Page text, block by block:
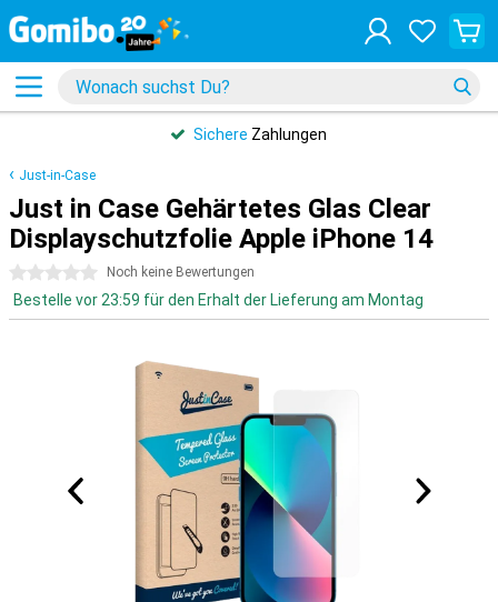
Sichere Zahlungen
Just-in-Case
Just in Case Gehärtetes Glas Clear
Displayschutzfolie Apple iPhone 14
0 Sterne Noch keine Bewertungen
Bestelle vor 23:59 für den Erhalt der Lieferung am Montag